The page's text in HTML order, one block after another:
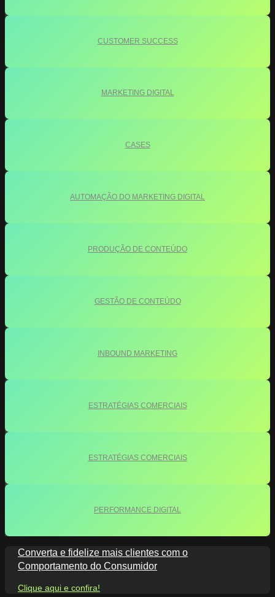
CUSTOMER SUCCESS
MARKETING DIGITAL
CASES
AUTOMAÇÃO DO MARKETING DIGITAL
PRODUÇÃO DE CONTEÚDO
GESTÃO DE CONTEÚDO
INBOUND MARKETING
ESTRATÉGIAS COMERCIAIS
ESTRATÉGIAS COMERCIAIS
PERFORMANCE DIGITAL
Converta e fidelize mais clientes com o
Comportamento do Consumidor
Clique aqui e confira!